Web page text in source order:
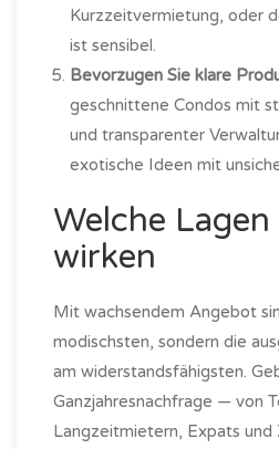
Kurzzeitvermietung, oder
ist sensibel.
Bevorzugen Sie klare
geschnittene Condos mit
und transparenter
exotische Ideen mit
Welche
wirken
Mit wachsendem Angebot
modischsten, sondern die
am widerstandsfähigsten.
Ganzjahresnachfrage — von
Langzeitmietern, Expats